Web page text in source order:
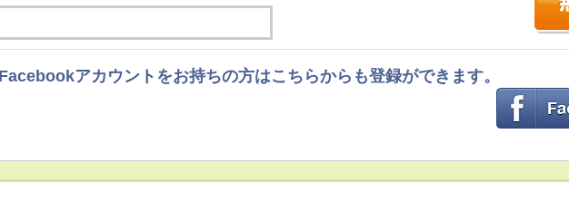
Facebookアカウントをお持ちの方はこちらからも登録ができます。